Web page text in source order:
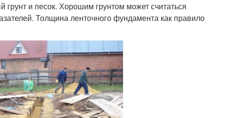
и песок. Хорошим грунтом может считаться
Толщина ленточного фундамента как правило